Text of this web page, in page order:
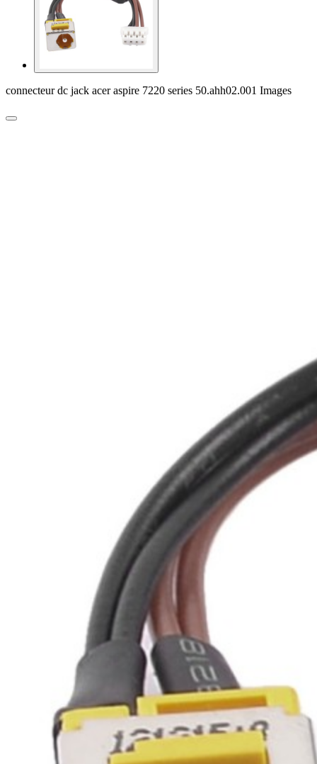
connecteur dc jack acer aspire 7220 series 50.ahh02.001 Images